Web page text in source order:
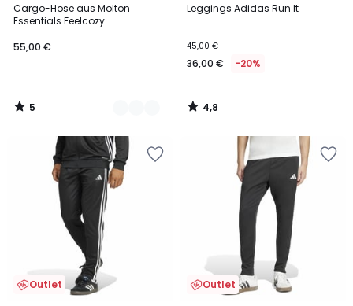
Cargo-Hose aus Molton
Essentials Feelcozy
55,00 €
/
5
Farben
5
/
Leggings Adidas Run It
45,00 €
36,00 € -20%
/ 5
4,8
/
Outlet Outlet